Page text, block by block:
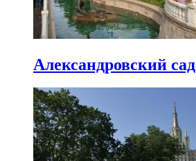
Александровский сад